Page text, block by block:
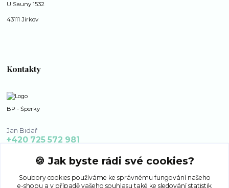
U Sauny 1532
43111 Jirkov
Kontakty
BP - Šperky
Jan Bidař
+420 725 572 981
bp-sperky@seznam.cz
🍪 Jak byste rádi své cookies?
Soubory cookies používáme ke správnému fungování našeho
e-shopu a v případě vašeho souhlasu také ke sledování statistik